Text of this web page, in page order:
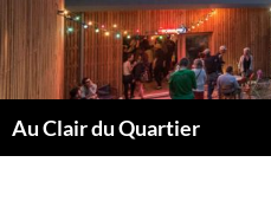
au
contenu
Au Clair du Quartier